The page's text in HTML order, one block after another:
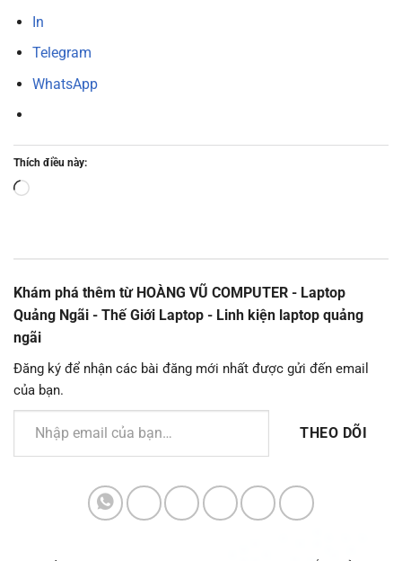
In
Telegram
WhatsApp
Thích điều này:
Đang
Khám phá thêm từ HOÀNG VŨ COMPUTER - Laptop
Quảng Ngãi - Thế Giới Laptop - Linh kiện laptop quảng
ngãi
Đăng ký để nhận các bài đăng mới nhất được gửi đến email
của bạn.
Nhập email của bạn…
THEO DÕI